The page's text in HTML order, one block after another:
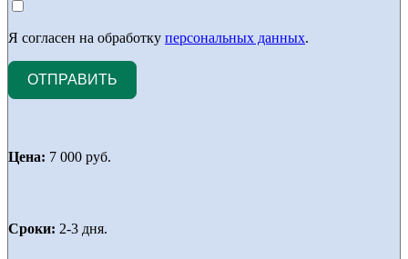
Я согласен на обработку персональных данных.
ОТПРАВИТЬ
Цена: 7 000 руб.
Сроки: 2-3 дня.